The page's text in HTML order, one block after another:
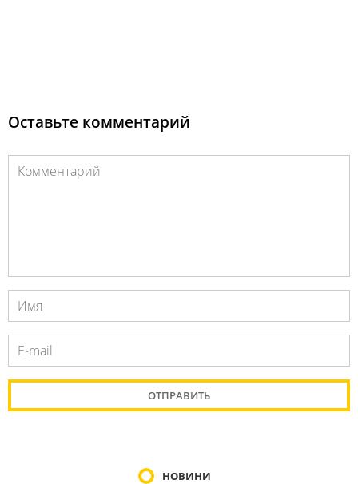
Оставьте комментарий
НОВИНИ